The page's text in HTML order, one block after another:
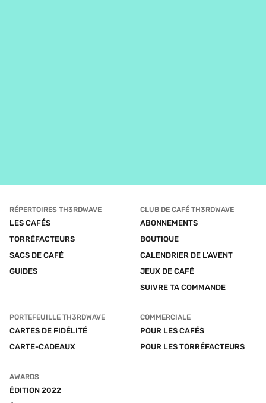
RÉPERTOIRES TH3RDWAVE
LES CAFÉS
TORRÉFACTEURS
SACS DE CAFÉ
GUIDES
CLUB DE CAFÉ TH3RDWAVE
ABONNEMENTS
BOUTIQUE
CALENDRIER DE L’AVENT
JEUX DE CAFÉ
SUIVRE TA COMMANDE
PORTEFEUILLE TH3RDWAVE
CARTES DE FIDÉLITÉ
CARTE-CADEAUX
COMMERCIALE
POUR LES CAFÉS
POUR LES TORRÉFACTEURS
AWARDS
ÉDITION 2022